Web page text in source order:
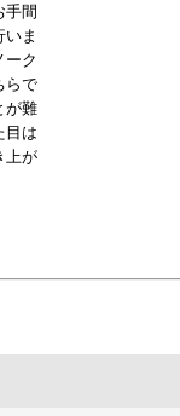
手間
ま
ーク
らで
が難
目は
上が